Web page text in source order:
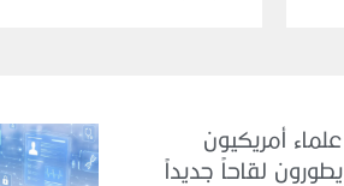
علماء أمريكيون
يطورون لقاحاً جديداً